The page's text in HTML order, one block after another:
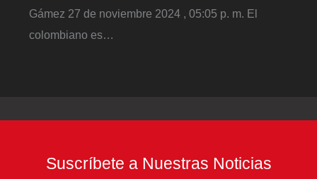
Gámez 27 de noviembre 2024 , 05:05 p. m. El
colombiano es…
Suscríbete a Nuestras Noticias